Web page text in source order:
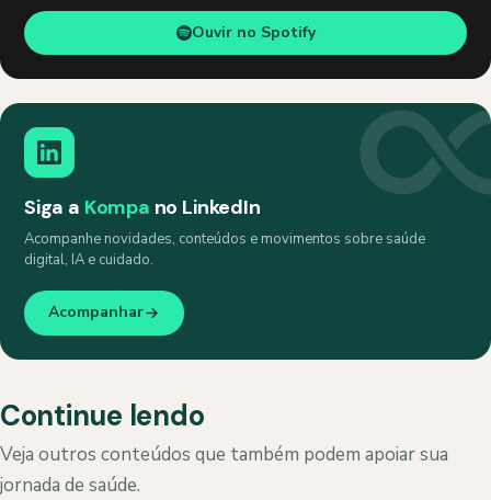
Ouvir no Spotify
Siga a Kompa no LinkedIn
Acompanhe novidades, conteúdos e movimentos sobre saúde
digital, IA e cuidado.
Acompanhar
Continue lendo
Veja outros conteúdos que também podem apoiar sua
jornada de saúde.